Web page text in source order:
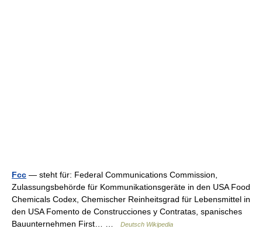
Fcc — steht für: Federal Communications Commission,
Zulassungsbehörde für Kommunikationsgeräte in den USA Food
Chemicals Codex, Chemischer Reinheitsgrad für Lebensmittel in
den USA Fomento de Construcciones y Contratas, spanisches
Bauunternehmen First… …
Deutsch Wikipedia